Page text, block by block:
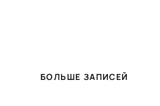
БОЛЬШЕ ЗАПИСЕЙ